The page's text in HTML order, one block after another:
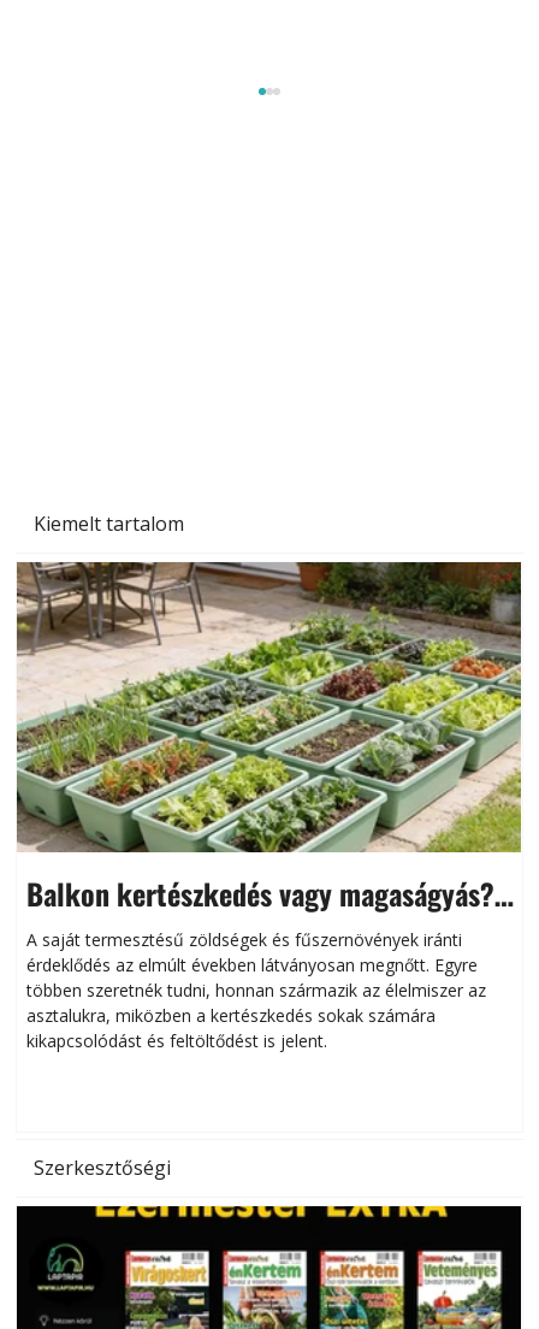
Kiemelt tartalom
Balkon kertészkedés vagy magaságyás?
Helytakarékos kertészkedés
A saját termesztésű zöldségek és fűszernövények iránti
érdeklődés az elmúlt években látványosan megnőtt. Egyre
többen szeretnék tudni, honnan származik az élelmiszer az
asztalukra, miközben a kertészkedés sokak számára
kikapcsolódást és feltöltődést is jelent.
Szerkesztőségi